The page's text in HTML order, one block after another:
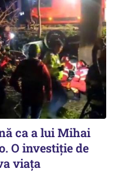
ca a lui Mihai
O investiție de
viața